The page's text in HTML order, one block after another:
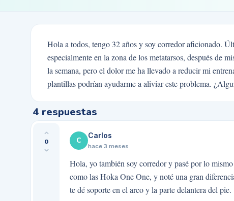
Hola a todos, tengo 32 años y soy corredor aficionado.
especialmente en la zona de los metatarsos, después de
la semana, pero el dolor me ha llevado a reducir mi
plantillas podrían ayudarme a aliviar este problema.
4 respuestas
0 C
Carlos
hace 3 meses
Hola, yo también soy corredor y pasé por lo
como las Hoka One One, y noté una gran
te dé soporte en el arco y la parte delantera del pie.